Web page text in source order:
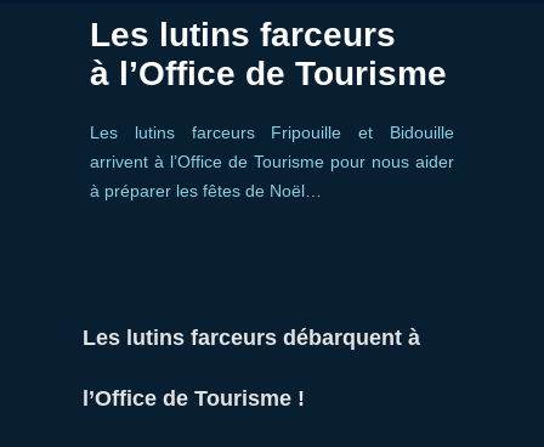
Les lutins farceurs
à l’Office de Tourisme
Les lutins farceurs Fripouille et Bidouille
arrivent à l’Office de Tourisme pour nous aider
à préparer les fêtes de Noël…
Les lutins farceurs débarquent à
l’Office de Tourisme !